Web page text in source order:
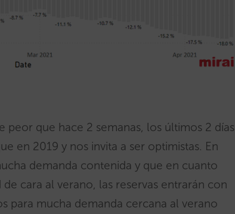
peor que hace 2 semanas, los últimos 2 días
en 2019 y nos invita a ser optimistas. En
demanda contenida y que en cuanto
cara al verano, las reservas entrarán con
para mucha demanda cercana al verano